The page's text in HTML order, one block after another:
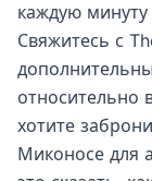
каждую
Свяжитесь с
относительно
хотите
Миконосе для